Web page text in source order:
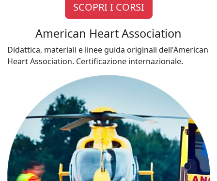
SCOPRI I CORSI
American Heart Association
Didattica, materiali e linee guida originali dell'American
Heart Association. Certificazione internazionale.